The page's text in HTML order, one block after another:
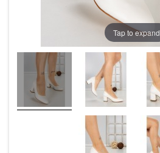
Tap to expand